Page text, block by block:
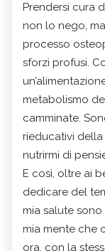
Prendersi cura
non lo nego,
processo
sforzi profusi.
metabolismo
camminate.
rieducativi
nutrirmi di
E così, oltre ai
dedicare del
mia salute
mia mente che
ora, con la